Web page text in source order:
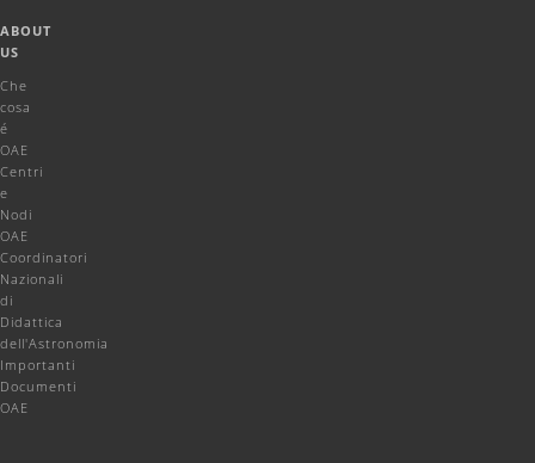
ABOUT
US
Che
cosa
é
OAE
Centri
e
Nodi
OAE
Coordinatori
Nazionali
di
Didattica
dell'Astronomia
Importanti
Documenti
OAE